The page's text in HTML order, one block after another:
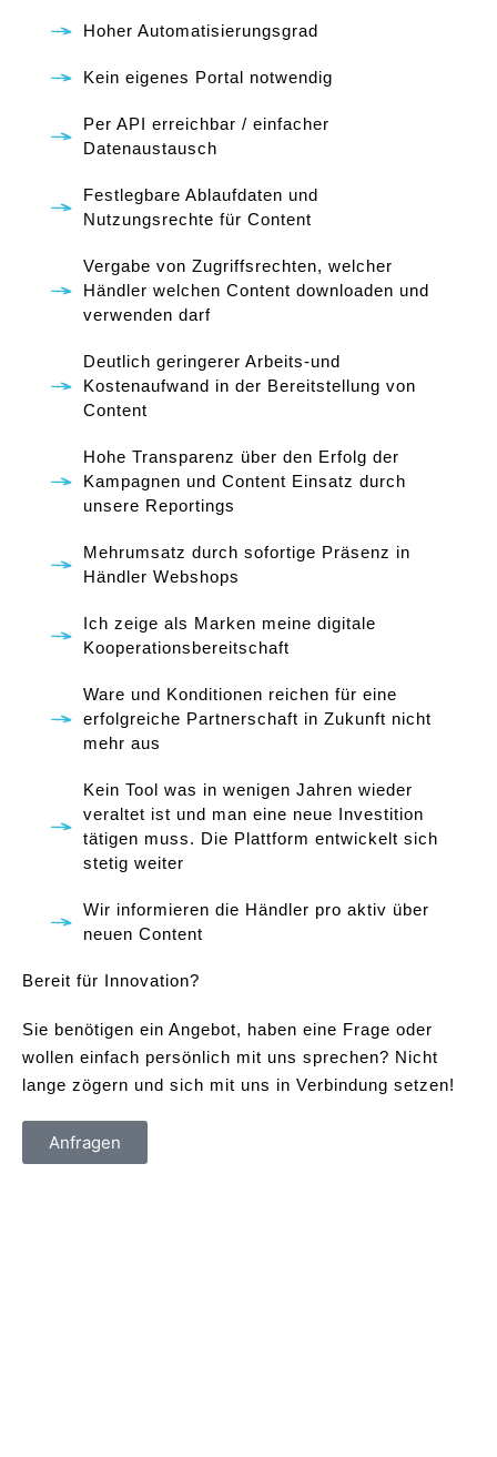
Hoher Automatisierungsgrad
Kein eigenes Portal notwendig
Per API erreichbar / einfacher
Datenaustausch
Festlegbare Ablaufdaten und
Nutzungsrechte für Content
Vergabe von Zugriffsrechten, welcher
Händler welchen Content downloaden und
verwenden darf
Deutlich geringerer Arbeits-und
Kostenaufwand in der Bereitstellung von
Content
Hohe Transparenz über den Erfolg der
Kampagnen und Content Einsatz durch
unsere Reportings
Mehrumsatz durch sofortige Präsenz in
Händler Webshops
Ich zeige als Marken meine digitale
Kooperationsbereitschaft
Ware und Konditionen reichen für eine
erfolgreiche Partnerschaft in Zukunft nicht
mehr aus
Kein Tool was in wenigen Jahren wieder
veraltet ist und man eine neue Investition
tätigen muss. Die Plattform entwickelt sich
stetig weiter
Wir informieren die Händler pro aktiv über
neuen Content
Bereit für Innovation?
Sie benötigen ein Angebot, haben eine Frage oder
wollen einfach persönlich mit uns sprechen? Nicht
lange zögern und sich mit uns in Verbindung setzen!
Anfragen